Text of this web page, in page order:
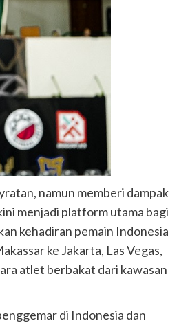
namun memberi dampak
menjadi platform utama bagi
kehadiran pemain Indonesia
ke Jakarta, Las Vegas,
atlet berbakat dari kawasan
di Indonesia dan